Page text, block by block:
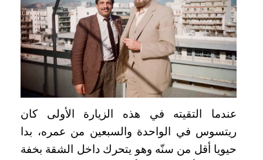
عندما التقيته في هذه الزيارة الأولى كان
ريتسوس في الواحدة والسبعين من عمره، بدا
حيويا أقل من سنّه وهو يتحرك داخل الشقة بخفة